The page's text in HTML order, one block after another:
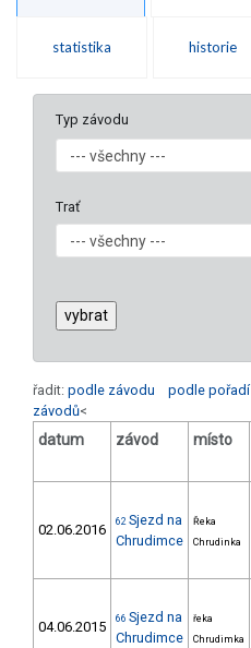
statistika historie
Typ závodu
Trať
řadit: podle závodu podle pořadí
závodů<
datum závod místo
02.06.2016 62 Sjezd na
Chrudimce
Řeka
Chrudinka
04.06.2015 66 Sjezd na
Chrudimce
řeka
Chrudimka